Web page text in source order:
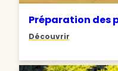
Préparation des
Découvrir